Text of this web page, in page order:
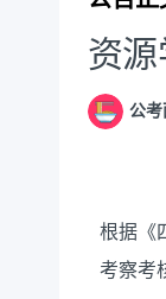
资源
公考
根据《
考察考